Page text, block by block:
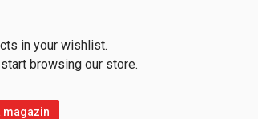
in your wishlist.
browsing our store.
magazin